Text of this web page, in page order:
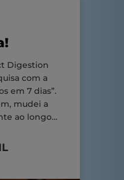
Digestion
com a
em 7 dias”.
mudei a
ao longo